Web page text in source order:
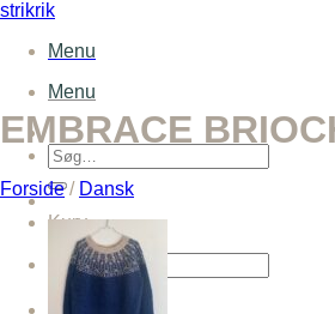
Fortsæt
indhold
strikrik
Menu
Menu
Søg
efter:
Kurv
Søg
efter:
EMBRACE
Forside / Dansk